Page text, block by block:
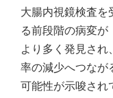
大腸内視鏡検査を
る前段階の病変が
より多く発見され
率の減少へつなが
可能性が示唆され